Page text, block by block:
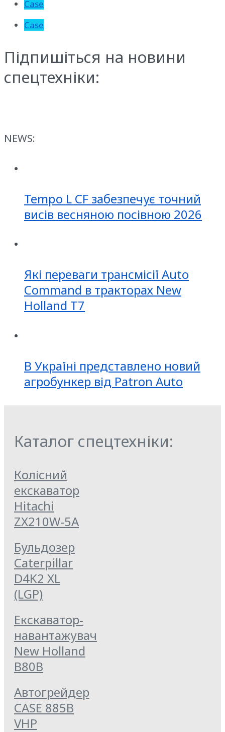
Case
Case
Підпишіться на новини
спецтехніки:
NEWS:
Tempo L CF забезпечує точний
висів весняною посівною 2026
Які переваги трансмісії Auto
Command в тракторах New
Holland T7
В Україні представлено новий
агробункер від Patron Auto
Каталог спецтехніки:
Колісний
екскаватор
Hitachi
ZX210W-5A
Бульдозер
Caterpillar
D4K2 XL
(LGP)
Екскаватор-
навантажувач
New Holland
B80B
Автогрейдер
CASE 885B
VHP